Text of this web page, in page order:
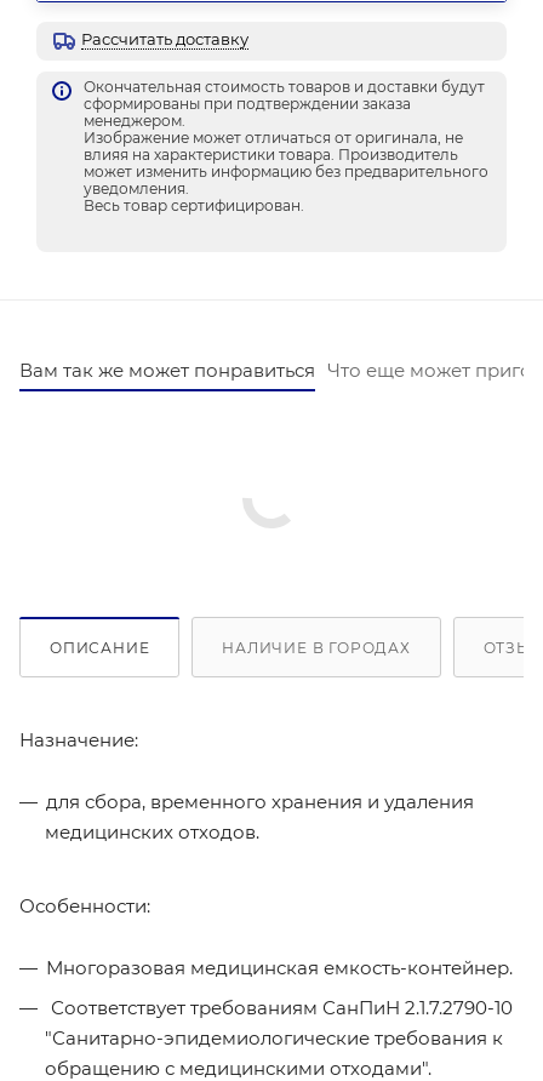
Рассчитать доставку
Окончательная стоимость товаров и доставки будут
сформированы при подтверждении заказа
менеджером.
Изображение может отличаться от оригинала, не
влияя на характеристики товара. Производитель
может изменить информацию без предварительного
уведомления.
Весь товар сертифицирован.
Вам так же может понравиться Что еще может
ОПИСАНИЕ НАЛИЧИЕ В ГОРОДАХ
Назначение:
для сбора, временного хранения и удаления
медицинских отходов.
Особенности:
Многоразовая медицинская емкость-контейнер.
Соответствует требованиям СанПиН 2.1.7.2790-10
"Санитарно-эпидемиологические требования к
обращению с медицинскими отходами".